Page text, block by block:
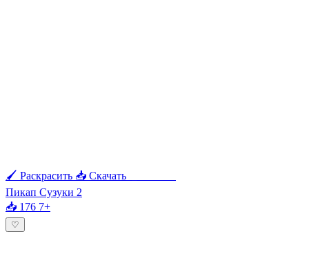
🖌 Раскрасить 📥 Скачать
Пикап Сузуки 2
📥 176 7+
♡